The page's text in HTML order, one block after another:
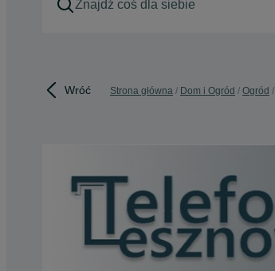
Wróć Strona główna Dom i Ogród Ogród